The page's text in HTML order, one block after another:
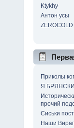
Ktykhy
Антон усы
ZEROCOLD
Приколы
Я
прочий
Сиськи
Наши